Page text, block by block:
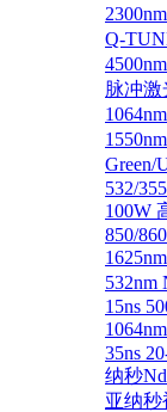
Q-
4500nm
脉冲激
Green/
532/
100W
850/
532nm
15ns
35ns
纳秒
亚纳